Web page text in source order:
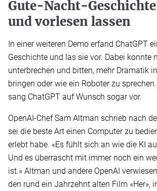
Gute-Nacht-
und vorlesen lassen
In einer weiteren Demo erfand ChatGPT
Geschichte und las sie vor. Dabei konnte
unterbrechen und bitten, mehr Dramatik
bringen oder wie ein Roboter zu
sang ChatGPT auf Wunsch sogar vor.
OpenAI-Chef Sam Altman schrieb nach
sei die beste Art einen Computer zu
erlebt habe. «Es fühlt sich an wie die KI
Und es überrascht mit immer noch ein
ist.» Altman und andere OpenAI
den rund ein Jahrzehnt alten Film «Her»,